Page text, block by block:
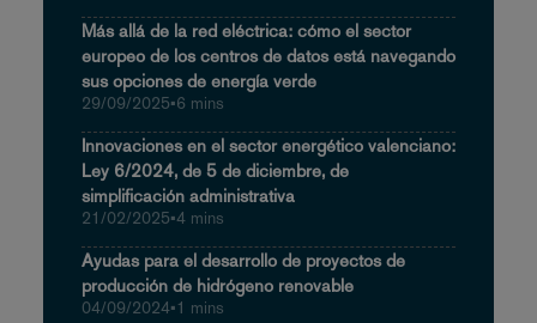
Más allá de la red eléctrica: cómo el sector
europeo de los centros de datos está navegando
sus opciones de energía verde
29/09/2025•6 mins
Innovaciones en el sector energético valenciano:
Ley 6/2024, de 5 de diciembre, de
simplificación administrativa
21/02/2025•4 mins
Ayudas para el desarrollo de proyectos de
producción de hidrógeno renovable
04/09/2024•1 mins